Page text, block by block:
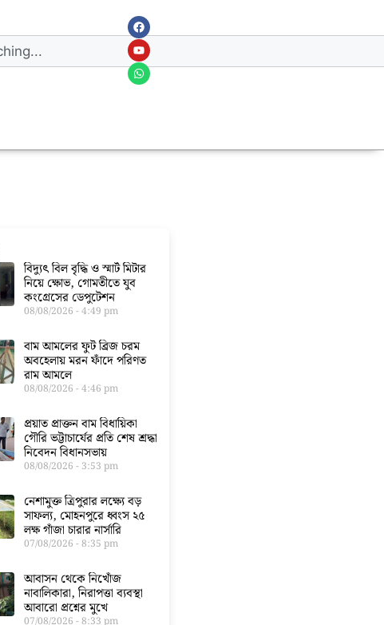
বিদ্যুৎ বিল বৃদ্ধি ও স্মার্ট মিটার
নিয়ে ক্ষোভ, গোমতীতে যুব
কংগ্রেসের ডেপুটেশন
08/08/2026 4:49 pm
বাম আমলের ফুট ব্রিজ চরম
অবহেলায় মরন ফাঁদে পরিণত
রাম আমলে
08/08/2026 4:46 pm
প্রয়াত প্রাক্তন বাম বিধায়িকা
গৌরি ভট্টাচার্যের প্রতি শেষ শ্রদ্ধা
নিবেদন বিধানসভায়
08/08/2026 3:53 pm
নেশামুক্ত ত্রিপুরার লক্ষ্যে বড়
সাফল্য, মোহনপুরে ধ্বংস ২৫
লক্ষ গাঁজা চারার নার্সারি
07/08/2026 8:35 pm
আবাসন থেকে নিখোঁজ
নাবালিকারা, নিরাপত্তা ব্যবস্থা
আবারো প্রশ্নের মুখে
07/08/2026 8:33 pm